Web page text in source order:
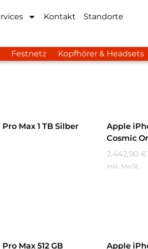
Kontakt
Standorte
Festnetz Kopfhörer & Headsets
Max 1 TB Silber
Apple
Cosmic
2.442,90 €
inkl. MwSt.
Max 512 GB
Apple